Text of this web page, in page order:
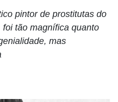
pintor de prostitutas do
tão magnífica quanto
mas